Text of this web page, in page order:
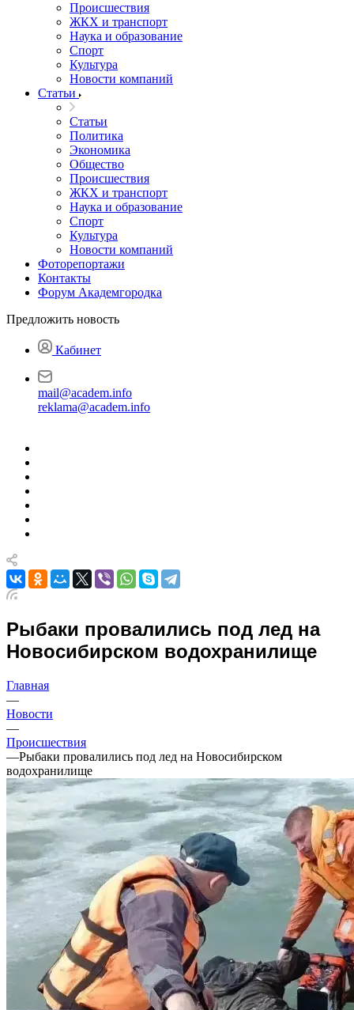
Происшествия
ЖКХ и транспорт
Наука и образование
Спорт
Культура
Новости компаний
Статьи
Статьи
Политика
Экономика
Общество
Происшествия
ЖКХ и транспорт
Наука и образование
Спорт
Культура
Новости компаний
Фоторепортажи
Контакты
Форум Академгородка
Предложить новость
Кабинет
mail@academ.info
reklama@academ.info
Рыбаки провалились под лед на
Новосибирском водохранилище
Главная
—
Новости
—
Происшествия
—Рыбаки провалились под лед на Новосибирском
водохранилище